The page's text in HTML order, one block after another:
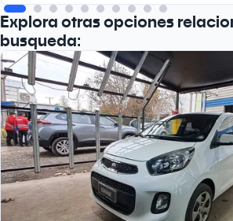
Explora otras opciones
busqueda: